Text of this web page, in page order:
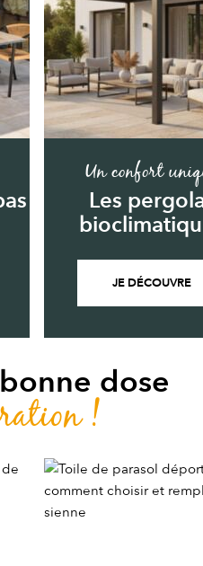
Un confort
Les
JE DÉCOUVRE
dose
!